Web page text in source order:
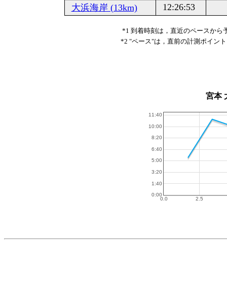
大浜海岸 (13km)
12:26:53
*1 到着時刻は，直近のペースから
*2 "ペース"は，直前の計測ポイン
宮本